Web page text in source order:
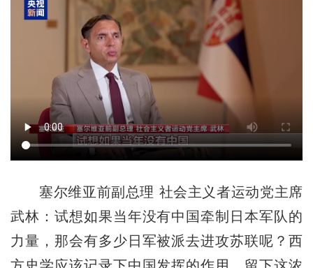
塞尔维亚前副总理 社会主义者运动党主席
武林：试想如果当年没有中国牵制日本军队的
力量，那会有多少日军被派去进攻苏联呢？西